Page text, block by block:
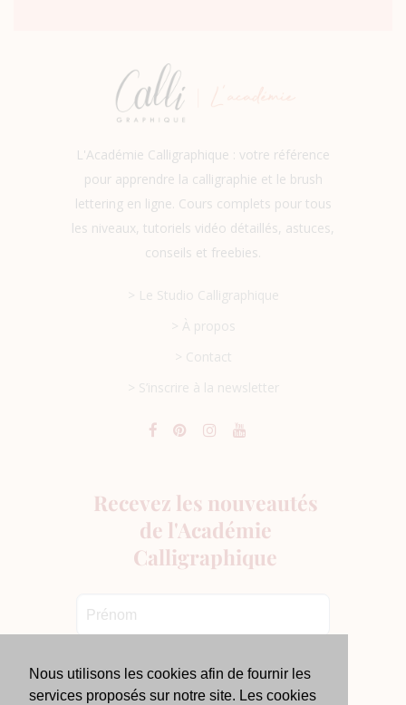
L'Académie Calligraphique : votre référence
pour apprendre la calligraphie et le brush
lettering en ligne. Cours complets pour tous
les niveaux, tutoriels vidéo détaillés, astuces,
conseils et freebies.
> Le Studio Calligraphique
> À propos
> Contact
> S’inscrire à la newsletter
Nous utilisons les cookies afin de fournir les
services proposés sur notre site. Les cookies